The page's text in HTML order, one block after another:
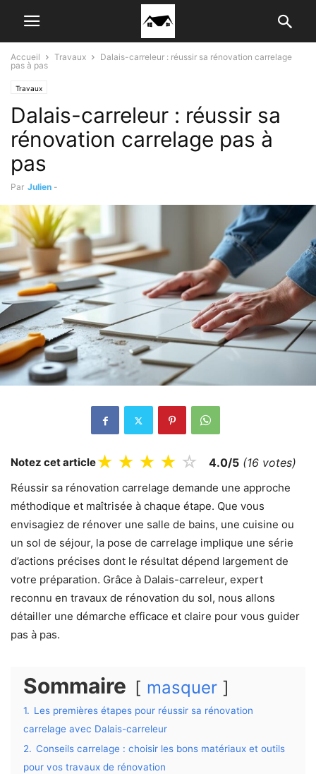
Accueil Travaux
Dalais-carreleur : réussir sa rénovation carrelage
pas à pas
Travaux
Dalais-carreleur : réussir sa
rénovation carrelage pas à
pas
Par Julien -
Notez cet article★ ★ ★ ★ ☆ 4.0/5 (16 votes)
Réussir sa rénovation carrelage demande une approche
méthodique et maîtrisée à chaque étape. Que vous
envisagiez de rénover une salle de bains, une cuisine ou
un sol de séjour, la pose de carrelage implique une série
d’actions précises dont le résultat dépend largement de
votre préparation. Grâce à Dalais-carreleur, expert
reconnu en travaux de rénovation du sol, nous allons
détailler une démarche efficace et claire pour vous guider
pas à pas.
Sommaire masquer
1. Les premières étapes pour réussir sa rénovation
carrelage avec Dalais-carreleur
2. Conseils carrelage : choisir les bons matériaux et outils
pour vos travaux de rénovation